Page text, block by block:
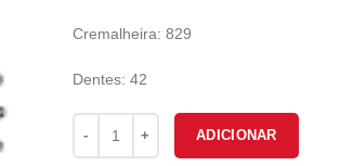
Cremalheira: 829
Dentes: 42
ADICIONAR